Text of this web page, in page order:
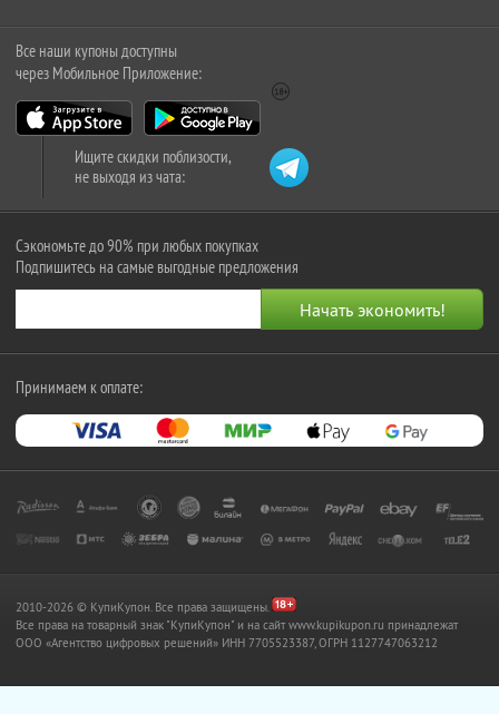
Все наши купоны доступны
через Мобильное Приложение:
Ищите скидки поблизости,
не выходя из чата:
Сэкономьте до 90% при любых покупках
Подпишитесь на самые выгодные предложения
Принимаем к оплате:
2010-2026 © КупиКупон. Все права защищены.
Все права на товарный знак "КупиКупон" и на сайт www.kupikupon.ru принадлежат
OOO «Агентство цифровых решений» ИНН 7705523387, ОГРН 1127747063212